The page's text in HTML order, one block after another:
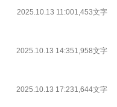
2025.10.13 11:001,453文字
2025.10.13 14:351,958文字
2025.10.13 17:231,644文字